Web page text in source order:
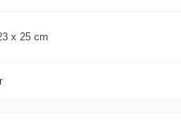
x 25 cm